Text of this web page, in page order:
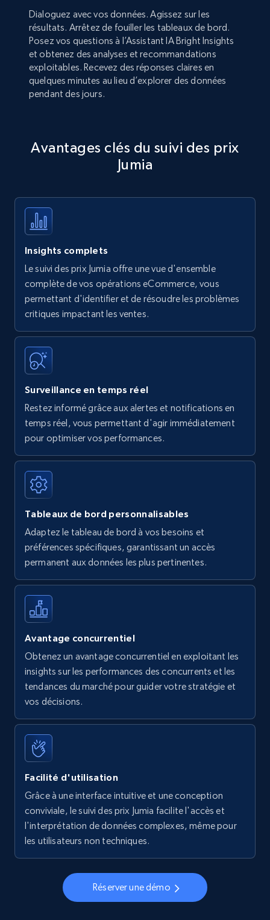
Dialoguez avec vos données. Agissez sur les
résultats. Arrêtez de fouiller les tableaux de bord.
Posez vos questions à l’Assistant IA Bright Insights
et obtenez des analyses et recommandations
exploitables. Recevez des réponses claires en
quelques minutes au lieu d’explorer des données
pendant des jours.
Avantages clés du suivi des prix
Jumia
Insights complets
Le suivi des prix Jumia offre une vue d'ensemble
complète de vos opérations eCommerce, vous
permettant d'identifier et de résoudre les problèmes
critiques impactant les ventes.
Surveillance en temps réel
Restez informé grâce aux alertes et notifications en
temps réel, vous permettant d'agir immédiatement
pour optimiser vos performances.
Tableaux de bord personnalisables
Adaptez le tableau de bord à vos besoins et
préférences spécifiques, garantissant un accès
permanent aux données les plus pertinentes.
Avantage concurrentiel
Obtenez un avantage concurrentiel en exploitant les
insights sur les performances des concurrents et les
tendances du marché pour guider votre stratégie et
vos décisions.
Facilité d'utilisation
Grâce à une interface intuitive et une conception
conviviale, le suivi des prix Jumia facilite l'accès et
l'interprétation de données complexes, même pour
les utilisateurs non techniques.
Réserver une démo